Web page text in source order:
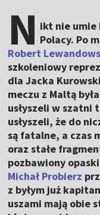
N ikt nie umie
Polacy. Po
Robert
szkoleniowy
dla Jacka
meczu z Maltą
usłyszeli w szatni
usłyszeli, że do
są fatalne, a czas
oraz stałe
pozbawiony
Michał Probierz
z byłym już
uszami mają obie